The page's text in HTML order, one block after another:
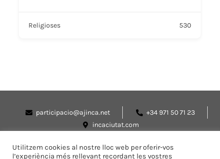
Religioses 530
participacio@ajinca.net
+34 971 50 71 23
incaciutat.com
Utilitzem cookies al nostre lloc web per oferir-vos
l’experiència més rellevant recordant les vostres